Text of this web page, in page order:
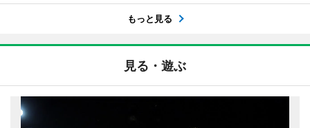
もっと見る
見る・遊ぶ